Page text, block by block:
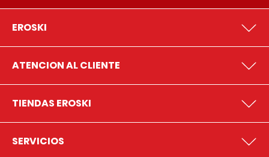
EROSKI
ATENCION AL CLIENTE
TIENDAS EROSKI
SERVICIOS